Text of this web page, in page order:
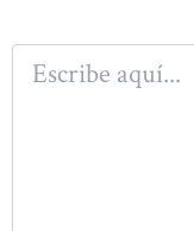
Escribe
aquí...